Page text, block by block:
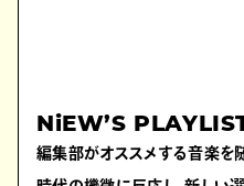
NiEW’S
編集部がオススメする音楽を